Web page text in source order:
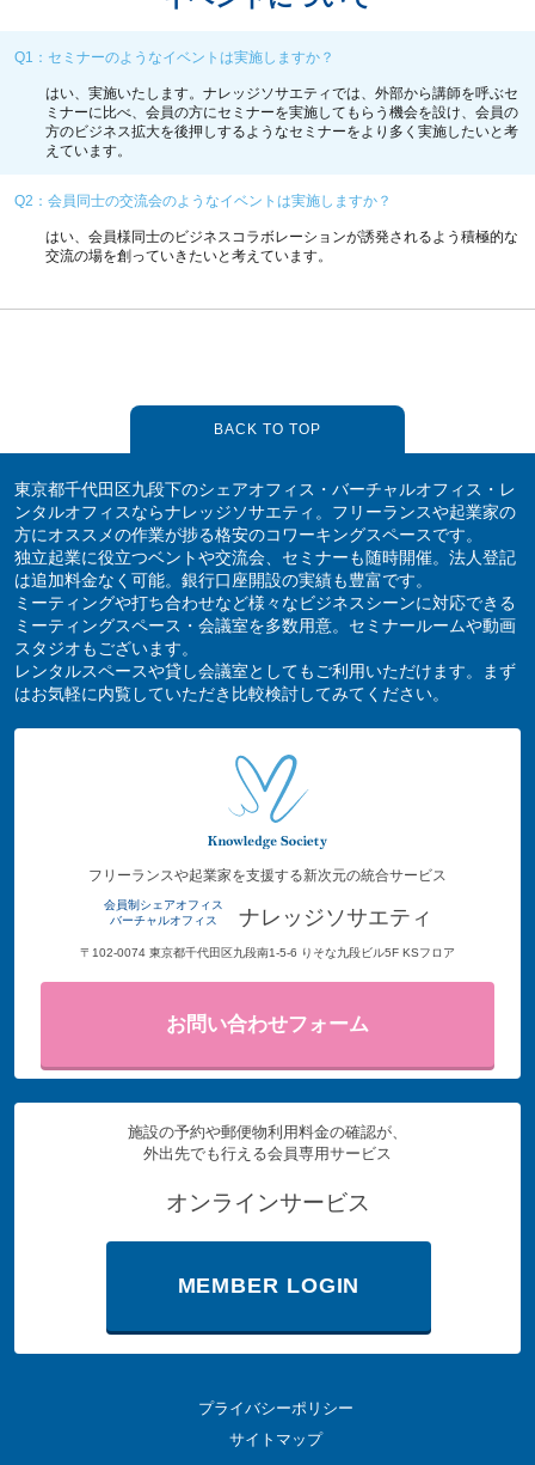
Q1：セミナーのようなイベントは実施しますか？
はい、実施いたします。ナレッジソサエティでは、外部から講師を呼ぶセ
ミナーに比べ、会員の方にセミナーを実施してもらう機会を設け、会員の
方のビジネス拡大を後押しするようなセミナーをより多く実施したいと考
えています。
Q2：会員同士の交流会のようなイベントは実施しますか？
はい、会員様同士のビジネスコラボレーションが誘発されるよう積極的な
交流の場を創っていきたいと考えています。
BACK TO TOP
東京都千代田区九段下のシェアオフィス・バーチャルオフィス・レ
ンタルオフィスならナレッジソサエティ。フリーランスや起業家の
方にオススメの作業が捗る格安のコワーキングスペースです。
独立起業に役立つベントや交流会、セミナーも随時開催。法人登記
は追加料金なく可能。銀行口座開設の実績も豊富です。
ミーティングや打ち合わせなど様々なビジネスシーンに対応できる
ミーティングスペース・会議室を多数用意。セミナールームや動画
スタジオもございます。
レンタルスペースや貸し会議室としてもご利用いただけます。まず
はお気軽に内覧していただき比較検討してみてください。
フリーランスや起業家を支援する新次元の統合サービス
会員制シェアオフィス
バーチャルオフィス
ナレッジソサエティ
〒102-0074 東京都千代田区九段南1-5-6 りそな九段ビル5F KSフロア
お問い合わせフォーム
施設の予約や郵便物利用料金の確認が、
外出先でも行える会員専用サービス
オンラインサービス
MEMBER LOGIN
プライバシーポリシー
サイトマップ